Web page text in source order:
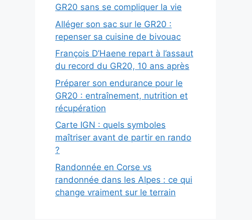
GR20 sans se compliquer la vie
Alléger son sac sur le GR20 :
repenser sa cuisine de bivouac
François D’Haene repart à l’assaut
du record du GR20, 10 ans après
Préparer son endurance pour le
GR20 : entraînement, nutrition et
récupération
Carte IGN : quels symboles
maîtriser avant de partir en rando
?
Randonnée en Corse vs
randonnée dans les Alpes : ce qui
change vraiment sur le terrain